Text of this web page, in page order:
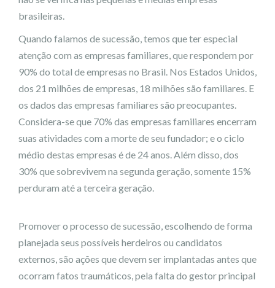
brasileiras.
Quando falamos de sucessão, temos que ter especial
atenção com as empresas familiares, que respondem por
90% do total de empresas no Brasil. Nos Estados Unidos,
dos 21 milhões de empresas, 18 milhões são familiares. E
os dados das empresas familiares são preocupantes.
Considera-se que 70% das empresas familiares encerram
suas atividades com a morte de seu fundador; e o ciclo
médio destas empresas é de 24 anos. Além disso, dos
30% que sobrevivem na segunda geração, somente 15%
perduram até a terceira geração.
Promover o processo de sucessão, escolhendo de forma
planejada seus possíveis herdeiros ou candidatos
externos, são ações que devem ser implantadas antes que
ocorram fatos traumáticos, pela falta do gestor principal